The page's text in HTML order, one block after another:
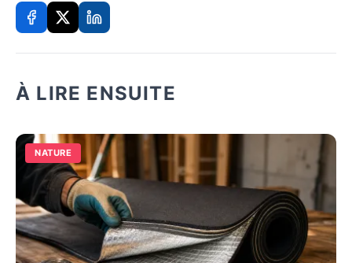
À LIRE ENSUITE
NATURE